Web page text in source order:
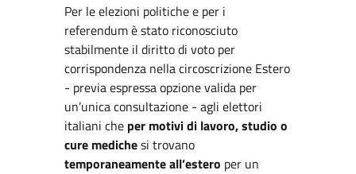
Per le elezioni politiche e per i
referendum è stato riconosciuto
stabilmente il diritto di voto per
corrispondenza nella circoscrizione Estero
- previa espressa opzione valida per
un’unica consultazione - agli elettori
italiani che per motivi di lavoro, studio o
cure medichesi trovano
temporaneamente all’estero per un